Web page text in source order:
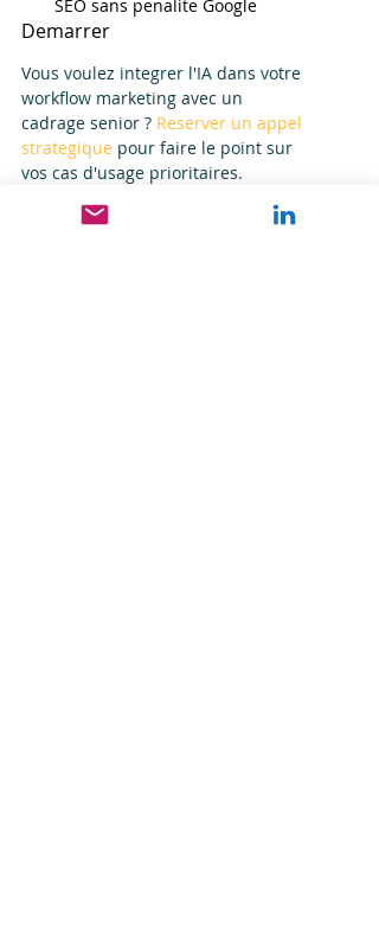
SEO sans penalite Google
Demarrer
Vous voulez integrer l'IA dans votre
workflow marketing avec un
cadrage senior ? Reserver un appel
strategique pour faire le point sur
vos cas d'usage prioritaires.
Comparatifs outils marketing